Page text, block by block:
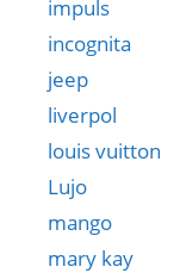
impuls
incognita
jeep
liverpol
louis vuitton
Lujo
mango
mary kay